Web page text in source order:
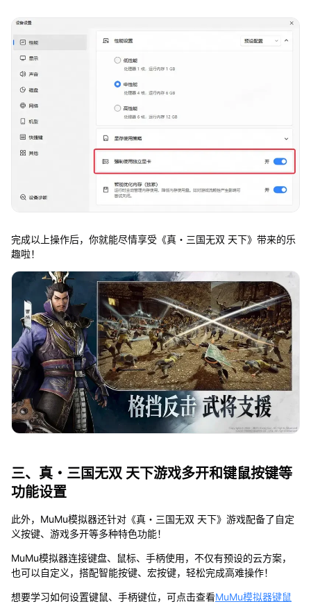
完成以上操作后，你就能尽情享受《真・三国无双 天下》带来的乐
趣啦！
三、真・三国无双 天下游戏多开和键鼠按键等
功能设置
此外，MuMu模拟器还针对《真・三国无双 天下》游戏配备了自定
义按键、游戏多开等多种特色功能！
MuMu模拟器连接键盘、鼠标、手柄使用，不仅有预设的云方案，
也可以自定义，搭配智能按键、宏按键，轻松完成高难操作！
想要学习如何设置键鼠、手柄键位，可点击查看MuMu模拟器键鼠